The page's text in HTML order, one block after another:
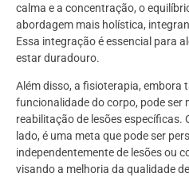
calma e a concentração, o
abordagem mais holística,
Essa integração é essencial para
estar duradouro.
Além disso, a fisioterapia, embora
funcionalidade do corpo, pode ser
reabilitação de lesões
lado, é uma meta que pode ser
independentemente de lesões ou
visando a melhoria da qualidade